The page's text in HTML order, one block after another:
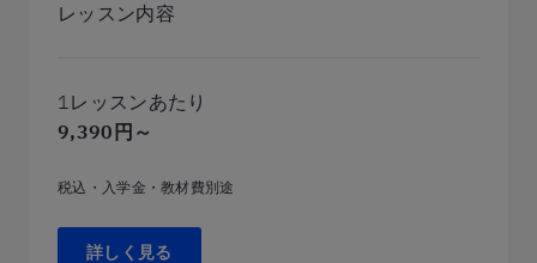
レッスン内容
1レッスンあたり
9,390円～
税込・入学金・教材費別途
詳しく見る